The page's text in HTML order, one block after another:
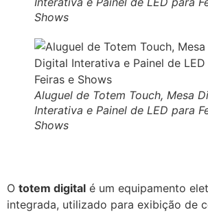
Shows
Aluguel de Totem Touch, Mesa
Interativa e Painel de LED para
Shows
O totem digital é um equipamento
integrada, utilizado para exibição de